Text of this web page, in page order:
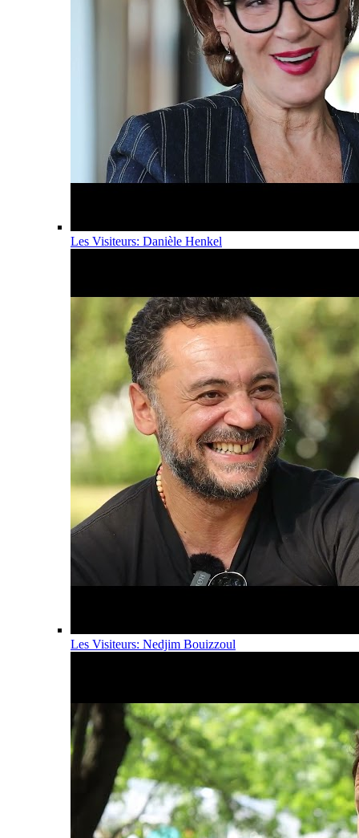
Les Visiteurs: Danièle Henkel
Les Visiteurs: Nedjim Bouizzoul